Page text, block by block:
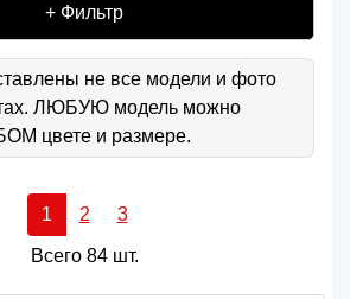
+ Фильтр
не все модели и фото
ЛЮБУЮ модель можно
цвете и размере.
1 2 3
Всего 84 шт.